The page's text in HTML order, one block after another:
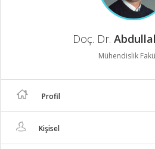
Doç. Dr.
Mühendislik
Profil
Kişisel